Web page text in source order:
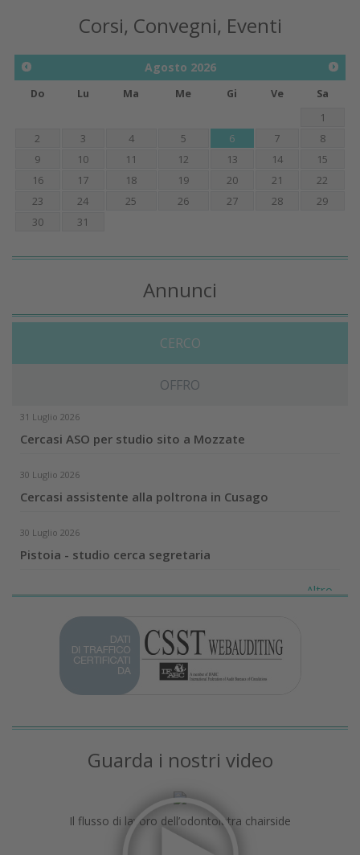
Corsi, Convegni, Eventi
Agosto 2026
Do Lu Ma Me Gi Ve
Sa
1
2
3 4 5 6 7
8
9
10 11 12 13 14
15
16
17 18 19 20 21
22
23
24 25 26 27 28
29
30
31
Annunci
CERCO
OFFRO
31 Luglio 2026
Cercasi ASO per studio sito a Mozzate
30 Luglio 2026
Cercasi assistente alla poltrona in Cusago
30 Luglio 2026
Pistoia - studio cerca segretaria
Altro...
Guarda i nostri video
Il flusso di lavoro dell’odontoiatra chairside